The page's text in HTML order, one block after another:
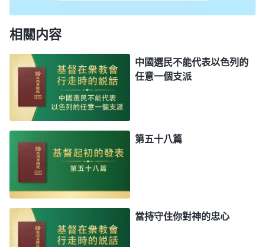
相關内容
中國選民不能代表以色列的
任意一個支派
第五十八篇
當持守住你對神的忠心